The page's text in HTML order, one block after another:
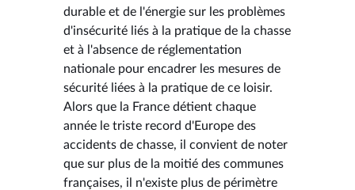
durable et de l'énergie sur les problèmes
d'insécurité liés à la pratique de la chasse
et à l'absence de réglementation
nationale pour encadrer les mesures de
sécurité liées à la pratique de ce loisir.
Alors que la France détient chaque
année le triste record d'Europe des
accidents de chasse, il convient de noter
que sur plus de la moitié des communes
françaises, il n'existe plus de périmètre